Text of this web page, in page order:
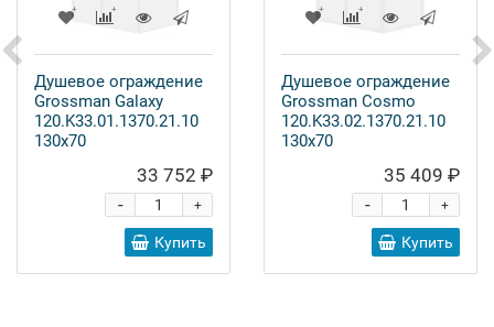
Душевое ограждение
Grossman Galaxy
120.K33.01.1370.21.10
130x70
33 752 ₽
+
-
Купить
Душевое ограждение
Grossman Cosmo
120.K33.02.1370.21.10
130x70
35 409 ₽
+
-
Купить